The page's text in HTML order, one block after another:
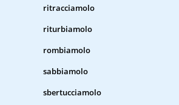
ritracciamolo
riturbiamolo
rombiamolo
sabbiamolo
sbertucciamolo